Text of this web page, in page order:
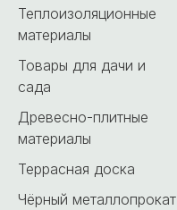
Теплоизоляционные
материалы
Товары для дачи и
сада
Древесно-плитные
материалы
Террасная доска
Чёрный металлопрокат